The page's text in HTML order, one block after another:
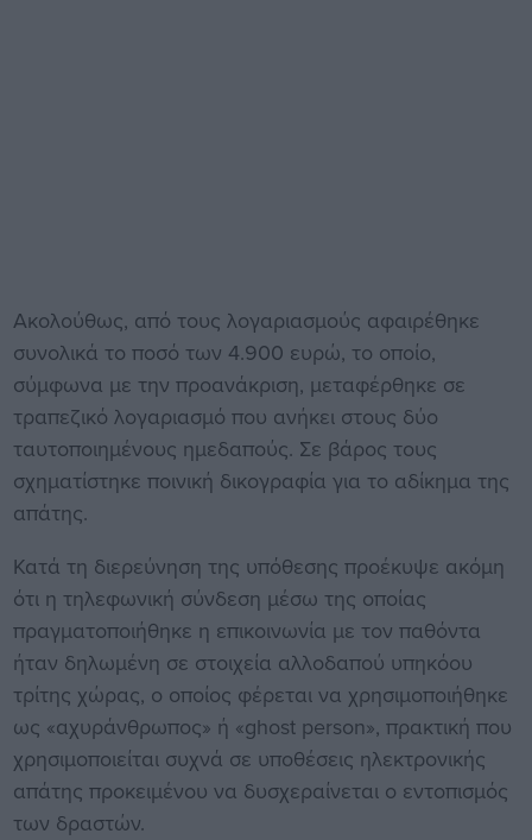
Ακολούθως, από τους λογαριασμούς αφαιρέθηκε
συνολικά το ποσό των 4.900 ευρώ, το οποίο,
σύμφωνα με την προανάκριση, μεταφέρθηκε σε
τραπεζικό λογαριασμό που ανήκει στους δύο
ταυτοποιημένους ημεδαπούς. Σε βάρος τους
σχηματίστηκε ποινική δικογραφία για το αδίκημα της
απάτης.
Κατά τη διερεύνηση της υπόθεσης προέκυψε ακόμη
ότι η τηλεφωνική σύνδεση μέσω της οποίας
πραγματοποιήθηκε η επικοινωνία με τον παθόντα
ήταν δηλωμένη σε στοιχεία αλλοδαπού υπηκόου
τρίτης χώρας, ο οποίος φέρεται να χρησιμοποιήθηκε
ως «αχυράνθρωπος» ή «ghost person», πρακτική που
χρησιμοποιείται συχνά σε υποθέσεις ηλεκτρονικής
απάτης προκειμένου να δυσχεραίνεται ο εντοπισμός
των δραστών.